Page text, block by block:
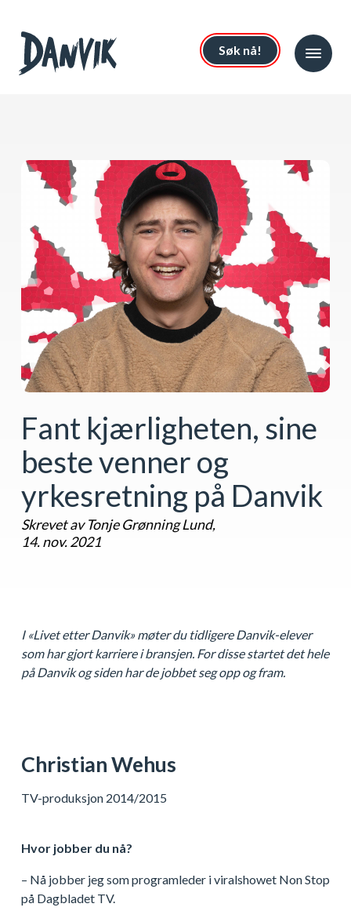
Søk nå!
Fant kjærligheten, sine
beste venner og
yrkesretning på Danvik
Skrevet av Tonje Grønning Lund,
14. nov. 2021
I «Livet etter Danvik» møter du tidligere Danvik-elever
som har gjort karriere i bransjen. For disse startet det hele
på Danvik og siden har de jobbet seg opp og fram.
Christian Wehus
TV-produksjon 2014/2015
Hvor jobber du nå?
– Nå jobber jeg som programleder i viralshowet Non Stop
på Dagbladet TV.